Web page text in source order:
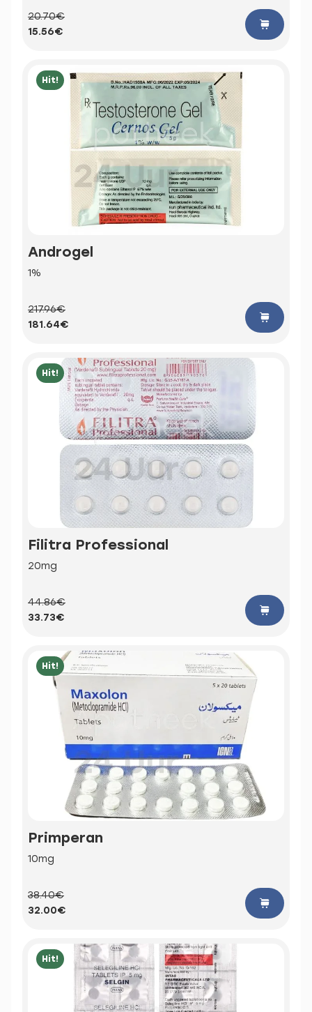
20.70€
15.56€
Hit!
Androgel
1%
217.96€
181.64€
Hit!
Filitra Professional
20mg
44.86€
33.73€
Hit!
Primperan
10mg
38.40€
32.00€
Hit!